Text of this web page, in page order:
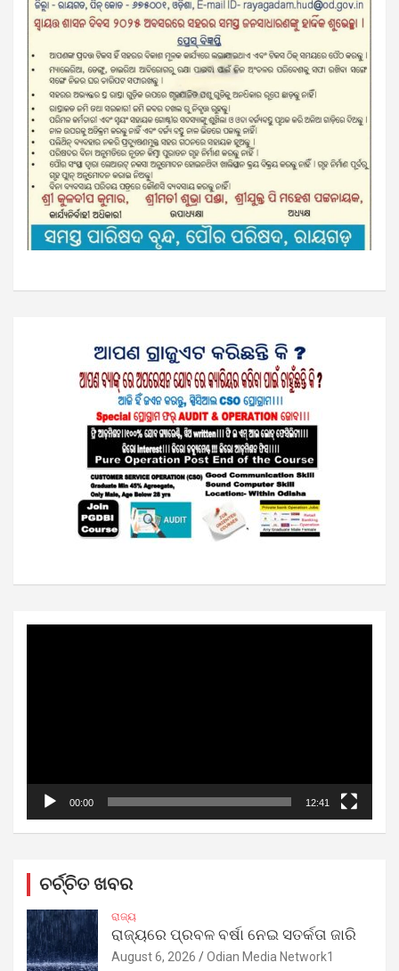
00:00 12:41
ଚର୍ଚ୍ଚିତ ଖବର
ରାଜ୍ୟ
ରାଜ୍ୟରେ ପ୍ରବଳ ବର୍ଷା ନେଇ ସତର୍କତା ଜାରି
August 6, 2026 Odian Media Network1